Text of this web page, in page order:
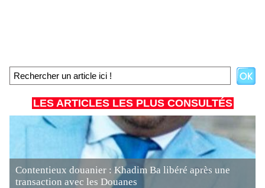
LES ARTICLES LES PLUS CONSULTÉS
Contentieux douanier : Khadim Ba libéré après une
transaction avec les Douanes